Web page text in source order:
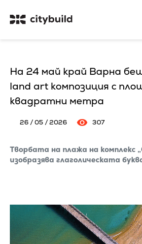
На 24 май край Варна
land art композиция с
квадратни метра
26 / 05 / 2026 307
Творбата на плажа на комплекс
изобразява глаголическата